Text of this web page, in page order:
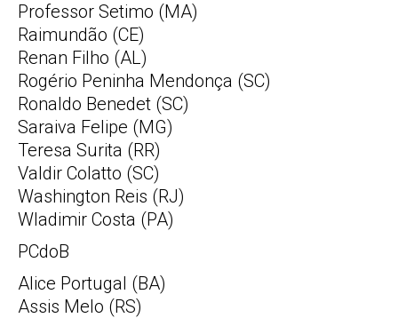
Professor Setimo (MA)
Raimundão (CE)
Renan Filho (AL)
Rogério Peninha Mendonça (SC)
Ronaldo Benedet (SC)
Saraiva Felipe (MG)
Teresa Surita (RR)
Valdir Colatto (SC)
Washington Reis (RJ)
Wladimir Costa (PA)
PCdoB
Alice Portugal (BA)
Assis Melo (RS)